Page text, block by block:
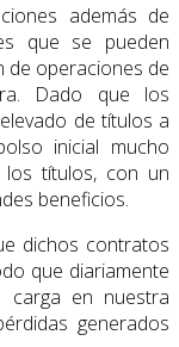
además de
que se pueden
de operaciones de
Dado que los
de títulos a
inicial mucho
títulos, con un
beneficios.
dichos contratos
que diariamente
carga en nuestra
generados